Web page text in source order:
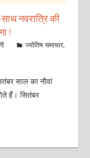
नवरात्रि की
!
ज्योतिष समाचार,
साल का नौवां
हैं। सितंबर